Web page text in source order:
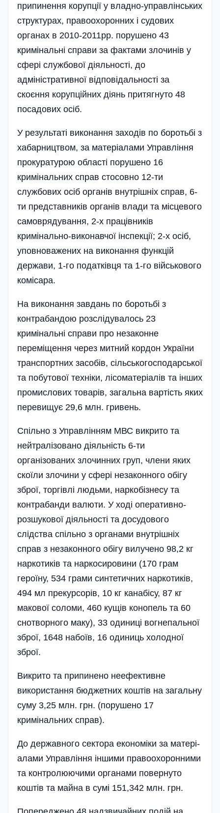
припинення корупції у владно-управлінських
структурах, правоохоронних і судових
органах в 2010-2011рр. порушено 43
кримінальні справи за фактами злочинів у
сфері службової діяльності, до
адміністративної відповідальності за
скоєння корупційних діянь притягнуто 48
посадових осіб.
У результаті виконання заходів по боротьбі з
хабарництвом, за матеріалами Управління
прокуратурою області порушено 16
кримінальних справ стосовно 12-ти
службових осіб органів внутрішніх справ, 6-
ти представників органів влади та місцевого
самоврядування, 2-х працівників
кримінально-виконавчої інспекції; 2-х осіб,
уповноважених на виконання функцій
держави, 1-го податківця та 1-го військового
комісара.
На виконання завдань по боротьбі з
контрабандою розслідувалось 23
кримінальні справи про незаконне
переміщення через митний кордон України
транспортних засобів, сільськогосподарської
та побутової техніки, лісоматеріалів та інших
промислових товарів, загальна вартість яких
перевищує 29,6 млн. гривень.
Спільно з Управлінням МВС викрито та
нейтралізовано діяльність 6-ти
організованих злочинних груп, члени яких
скоїли злочини у сфері незаконного обігу
зброї, торгівлі людьми, наркобізнесу та
контрабанди валюти. У ході оперативно-
розшукової діяльності та досудового
слідства спільно з органами внутрішніх
справ з незаконного обігу вилучено 98,2 кг
наркотиків та наркосировини (170 грам
героїну, 534 грами синтетичних наркотиків,
494 мл прекурсорів, 10 кг канабісу, 87 кг
макової соломи, 460 кущів конопель та 60
снотворного маку), 33 одиниці вогнепальної
зброї, 1648 набоїв, 16 одиниць холодної
зброї.
Викрито та припинено неефективне
використання бюджетних коштів на загальну
суму 3,25 млн. грн. (порушено 17
кримінальних справ).
До державного сектора економіки за матері­
алами Управління іншими правоохоронними
та контролюючими органами повернуто
коштів та майна в сумі 151,342 млн. грн.